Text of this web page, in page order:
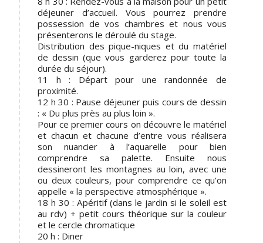
déjeuner d’accueil. Vous pourrez prendre
possession de vos chambres et nous vous
présenterons le déroulé du stage.
Distribution des pique-niques et du matériel
de dessin (que vous garderez pour toute la
durée du séjour).
11 h : Départ pour une randonnée de
proximité.
12 h 30 : Pause déjeuner puis cours de dessin
: « Du plus près au plus loin ».
Pour ce premier cours on découvre le matériel
et chacun et chacune d’entre vous réalisera
son nuancier à l’aquarelle pour bien
comprendre sa palette. Ensuite nous
dessineront les montagnes au loin, avec une
ou deux couleurs, pour comprendre ce qu’on
appelle « la perspective atmosphérique ».
18 h 30 : Apéritif (dans le jardin si le soleil est
au rdv) + petit cours théorique sur la couleur
et le cercle chromatique
20 h : Diner